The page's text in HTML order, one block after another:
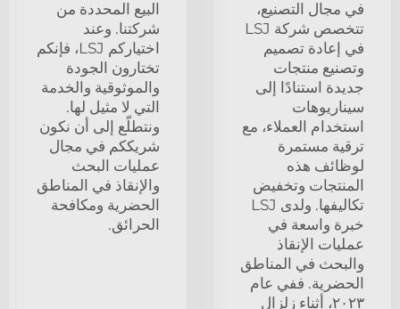
في مجال التصنيع،
تتخصص شركة LSJ
في إعادة تصميم
وتصنيع منتجات
جديدة استنادًا إلى
سيناريوهات
استخدام العملاء، مع
ترقية مستمرة
لوظائف هذه
المنتجات وتخفيض
تكاليفها. ولدى LSJ
خبرة واسعة في
عمليات الإنقاذ
والبحث في المناطق
الحضرية. ففي عام
٢٠٢٣، أثناء زلزال
البيع المحددة من
شركتنا. وعند
اختياركم LSJ، فإنكم
تختارون الجودة
والموثوقية والخدمة
التي لا مثيل لها.
ونتطلّع إلى أن نكون
شريككم في مجال
عمليات البحث
والإنقاذ في المناطق
الحضرية ومكافحة
الحرائق.